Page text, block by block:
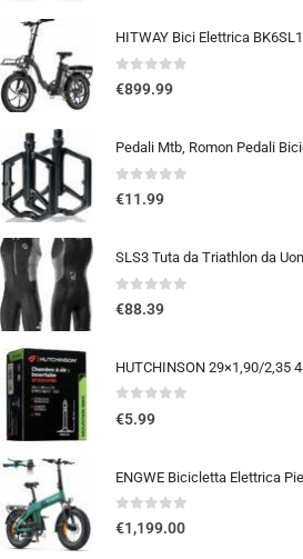
0out of 5
€899.99
0out of 5
€11.99
0out of 5
€88.39
HUTCHINSON 29×1,90/2,35
0out of 5
€5.99
0out of 5
€1,199.00